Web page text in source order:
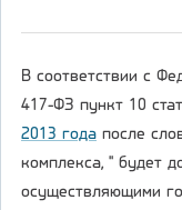
В соответствии с
417-ФЗ пункт 10
2013 года после
комплекса, " будет
осуществляющими